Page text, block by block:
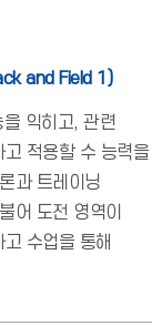
and Field 1)
익히고, 관련
적용할 수 능력을
과 트레이닝
어 도전 영역이
수업을 통해